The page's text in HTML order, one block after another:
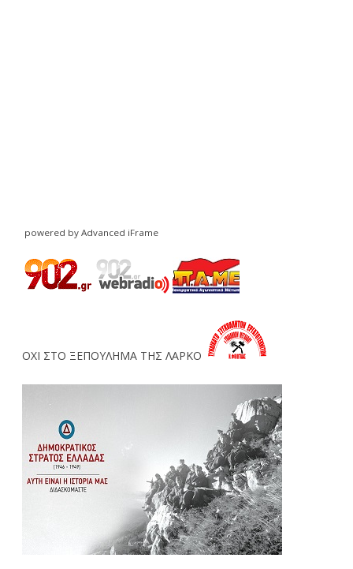
powered by Advanced iFrame
ΟΧΙ ΣΤΟ ΞΕΠΟΥΛΗΜΑ ΤΗΣ ΛΑΡΚΟ